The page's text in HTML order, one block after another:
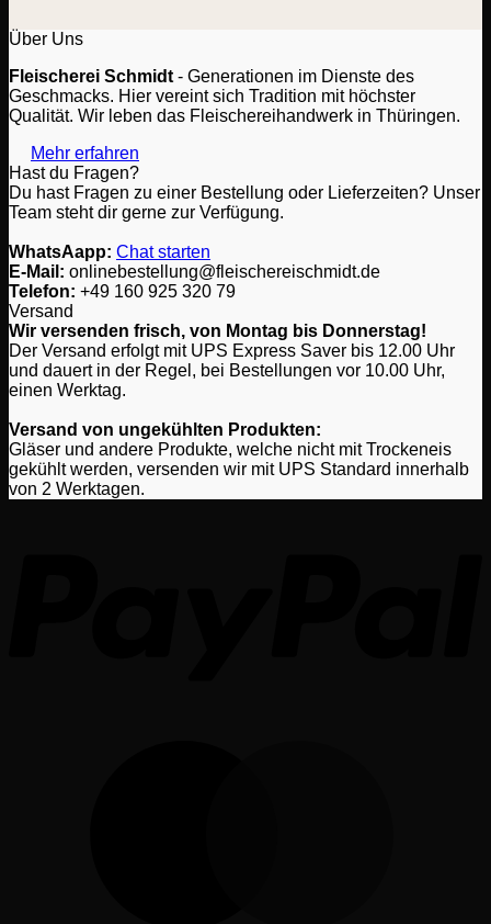
Über Uns
Fleischerei Schmidt - Generationen im Dienste des
Geschmacks. Hier vereint sich Tradition mit höchster
Qualität. Wir leben das Fleischereihandwerk in Thüringen.
Mehr erfahren
Hast du Fragen?
Du hast Fragen zu einer Bestellung oder Lieferzeiten? Unser
Team steht dir gerne zur Verfügung.
WhatsAapp: Chat starten
E-Mail: onlinebestellung@fleischereischmidt.de
Telefon: ‎+49 160 925 320 79
Versand
Wir versenden frisch, von Montag bis Donnerstag!
Der Versand erfolgt mit UPS Express Saver bis 12.00 Uhr
und dauert in der Regel, bei Bestellungen vor 10.00 Uhr,
einen Werktag.
Versand von ungekühlten Produkten:
Gläser und andere Produkte, welche nicht mit Trockeneis
gekühlt werden, versenden wir mit UPS Standard innerhalb
von 2 Werktagen.